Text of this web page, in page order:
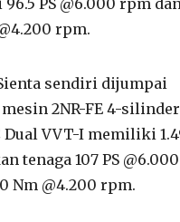
rpm.
sendiri dijumpai
2NR-FE 4-
Dual VVT-I memiliki
tenaga 107 PS
Nm @4.200 rpm.